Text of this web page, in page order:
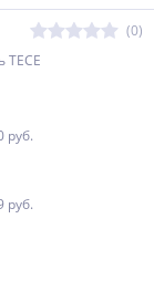
(0)
руб.
руб.